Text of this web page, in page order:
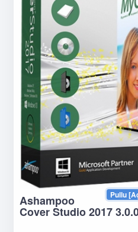
Pullu
Ashampoo
Cover Studio 2017